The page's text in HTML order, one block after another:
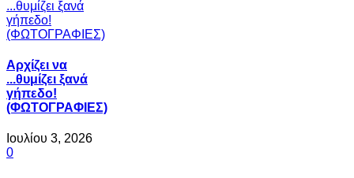
Αρχίζει να
...θυμίζει ξανά
γήπεδο!
(ΦΩΤΟΓΡΑΦΙΕΣ)
Ιουλίου 3, 2026
0